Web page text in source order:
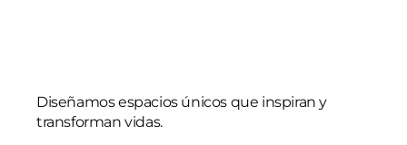
Diseñamos espacios únicos que inspiran y
transforman vidas.